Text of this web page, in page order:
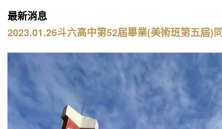
最新消息
2023.01.26斗六高中第52屆畢業(美術班第五屆)